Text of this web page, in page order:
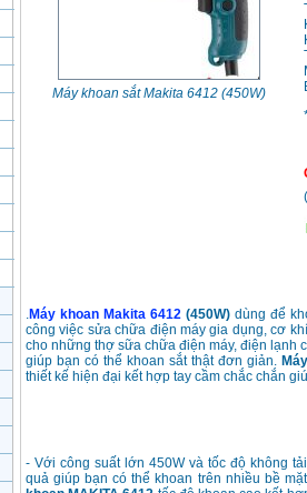
Máy khoan sắt Makita 6412 (450W)
(
.Máy khoan Makita 6412 (450W)dùng để
công việc sửa chữa điện máy gia dụng, cơ
cho những thợ sữa chữa điện máy, điện lạnh
giúp bạn có thể khoan sắt thật đơn giản.
thiết kế hiện đại kết hợp tay cầm chắc chắn
- Với công suất lớn 450W và tốc độ không
quả giúp bạn có thể khoan trên nhiều bề